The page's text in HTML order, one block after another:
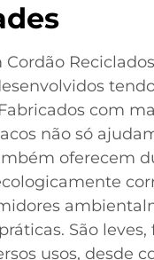
Cordão
com
não só
oferecem
São
usos, desde